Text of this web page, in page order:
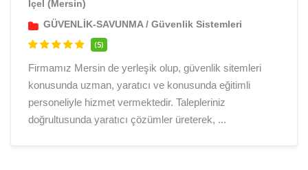
İçel (Mersin)
GÜVENLİK-SAVUNMA/ Güvenlik Sistemleri
(5)
Firmamız Mersin de yerleşik olup, güvenlik sitemleri
konusunda uzman, yaratıcı ve konusunda eğitimli
personeliyle hizmet vermektedir. Talepleriniz
doğrultusunda yaratıcı çözümler üreterek, ...